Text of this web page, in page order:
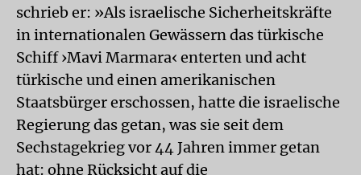
schrieb er: »Als israelische Sicherheitskräfte
in internationalen Gewässern das türkische
Schiff ›Mavi Marmara‹ enterten und acht
türkische und einen amerikanischen
Staatsbürger erschossen, hatte die israelische
Regierung das getan, was sie seit dem
Sechstagekrieg vor 44 Jahren immer getan
hat: ohne Rücksicht auf die